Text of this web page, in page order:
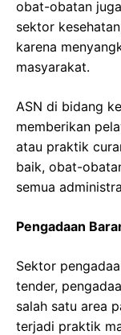
obat-obatan
sektor
karena
masyarakat.
ASN di bidang
memberikan
atau praktik
baik, obat-
semua
Pengadaan
Sektor
tender,
salah satu area
terjadi praktik